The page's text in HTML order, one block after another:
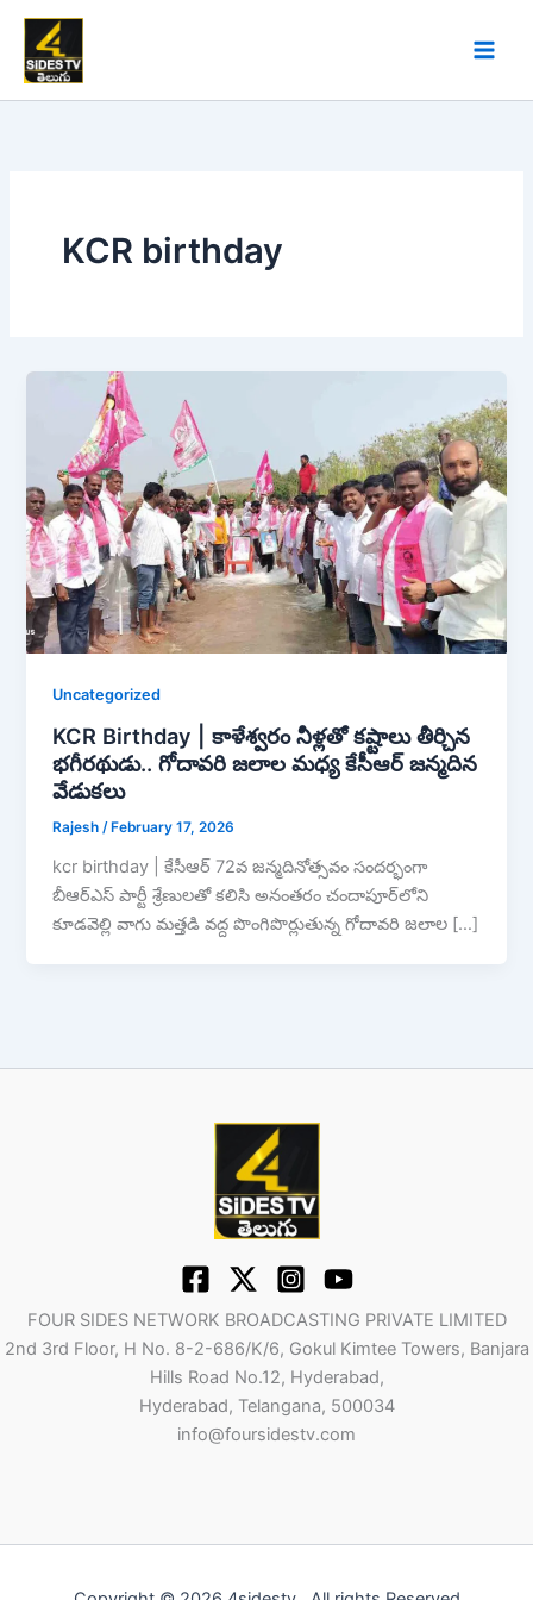
Skip
content
KCR birthday
Uncategorized
KCR Birthday | కాళేశ్వరం నీళ్లతో కష్టాలు తీర్చిన
భగీరథుడు.. గోదావరి జలాల మధ్య కేసీఆర్ జన్మదిన
వేడుకలు
Rajesh/ February 17, 2026
kcr birthday | కేసీఆర్ 72వ జన్మదినోత్సవం సందర్భంగా
బీఆర్ఎస్ పార్టీ శ్రేణులతో కలిసి అనంతరం చందాపూర్‌లోని
కూడవెల్లి వాగు మత్తడి వద్ద పొంగిపొర్లుతున్న గోదావరి జలాల […]
FOUR SIDES NETWORK BROADCASTING PRIVATE LIMITED
2nd 3rd Floor, H No. 8-2-686/K/6, Gokul Kimtee Towers, Banjara
Hills Road No.12, Hyderabad,
Hyderabad, Telangana, 500034
info@foursidestv.com